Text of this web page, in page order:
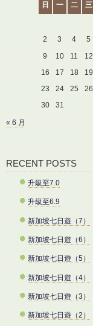
日 一 二 三
2
3 4 5
9
10 11 12
16
17 18 19
23
24 25 26
30
31
« 6 月
RECENT POSTS
升級至7.0
升級至6.9
新加坡七日遊（7）
新加坡七日遊（6）
新加坡七日遊（5）
新加坡七日遊（4）
新加坡七日遊（3）
新加坡七日遊（2）